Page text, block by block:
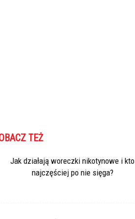
TEŻ
Jak działają woreczki nikotynowe i kto
najczęściej po nie sięga?